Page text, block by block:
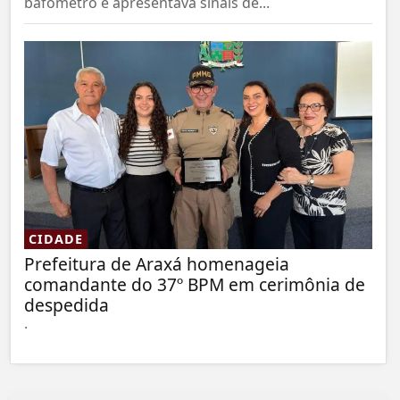
CIDADE
Prefeitura de Araxá homenageia
comandante do 37º BPM em cerimônia de
despedida
.